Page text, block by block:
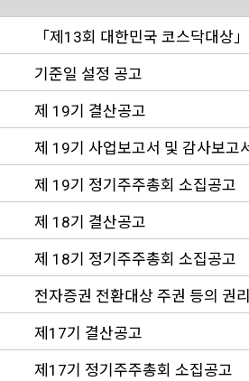
「제13회 대한민국 코스닥대상
기준일 설정 공고
제 19기 결산공고
제 19기 사업보고서 및 감사보고
제 19기 정기주주총회 소집공고
제 18기 결산공고
제 18기 정기주주총회 소집공고
전자증권 전환대상 주권 등의 권
제17기 결산공고
제17기 정기주주총회 소집공고